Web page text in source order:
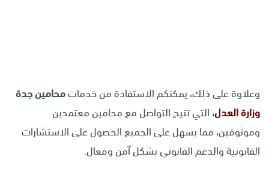
وعلاوة على ذلك، يمكنكم الاستفادة من خدماتمحامين جدة
وزارة العدل، التي تتيح التواصل مع محامين معتمدين
وموثوقين، مما يسهل على الجميع الحصول على الاستشارات
القانونية والدعم القانوني بشكل آمن وفعال.